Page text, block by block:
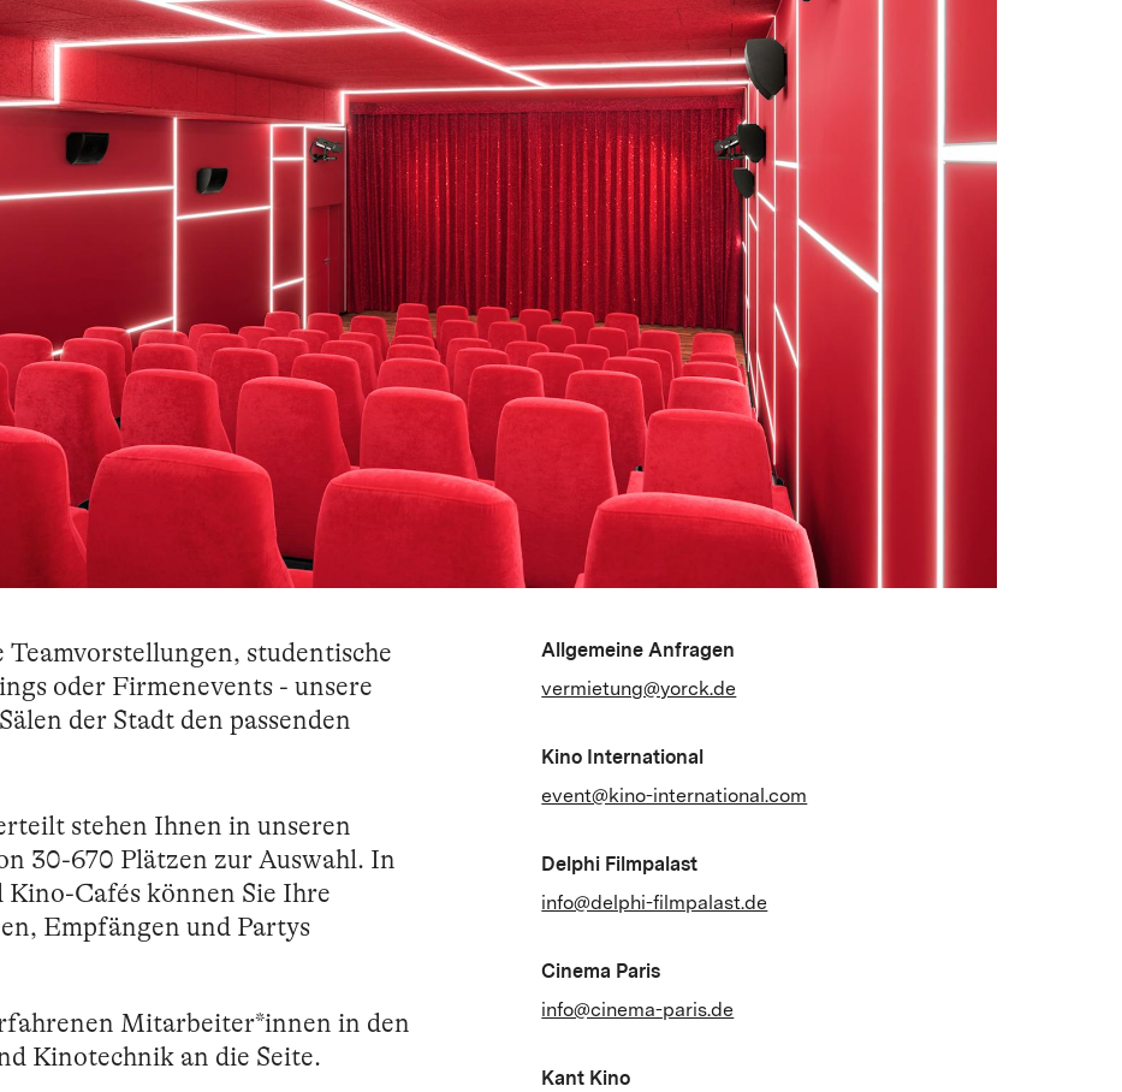
studentische
oder Firmenevents - unsere
der Stadt den passenden
stehen Ihnen in unseren
30-670 Plätzen zur Auswahl. In
Cafés können Sie Ihre
Empfängen und Partys
Mitarbeiter*innen in den
Kinotechnik an die Seite.
Allgemeine Anfragen
vermietung@yorck.de
Kino International
event@kino-international.com
Delphi Filmpalast
info@delphi-filmpalast.de
Cinema Paris
info@cinema-paris.de
Kant Kino